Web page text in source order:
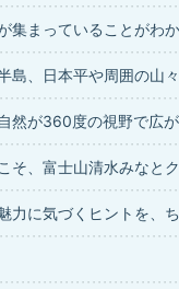
集まっていることがわ
島、日本平や周囲の山
然が360度の視野で広
そ、富士山清水みなと
力に気づくヒントを、